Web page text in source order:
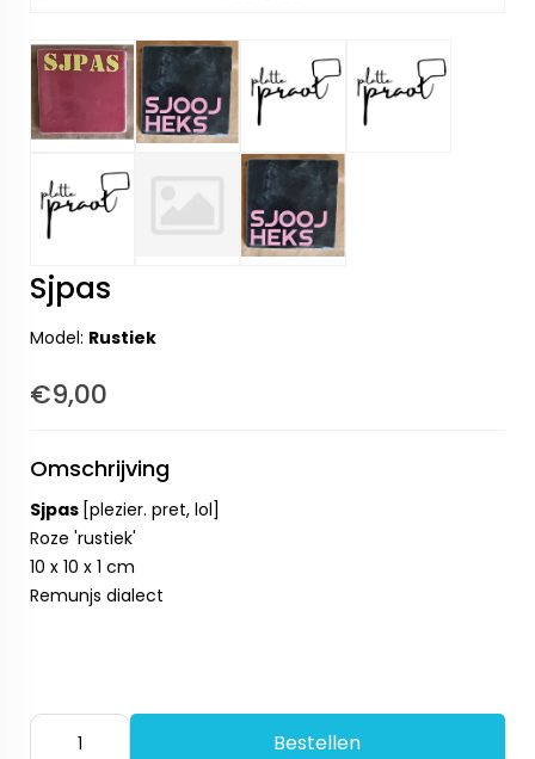
Sjpas
Model: Rustiek
€9,00
Omschrijving
Sjpas [plezier. pret, lol]
Roze 'rustiek'
10 x 10 x 1 cm
Remunjs dialect
Bestellen